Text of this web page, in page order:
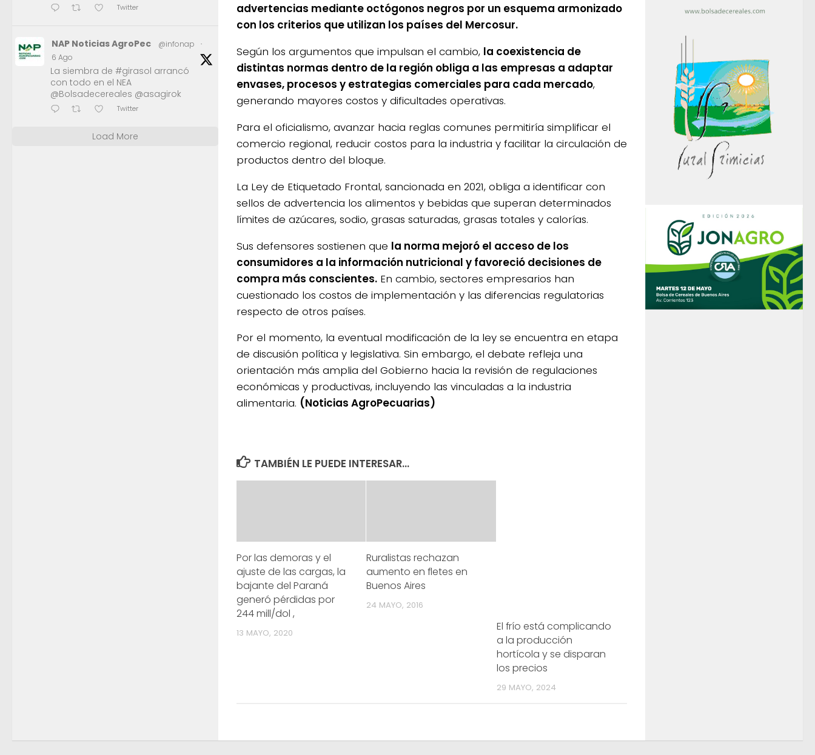
advertencias mediante octógonos negros por un esquema armonizado
con los criterios que utilizan los países del Mercosur.
Según los argumentos que impulsan el cambio, la coexistencia de
distintas normas dentro de la región obliga a las empresas a adaptar
envases, procesos y estrategias comerciales para cada mercado,
generando mayores costos y dificultades operativas.
Para el oficialismo, avanzar hacia reglas comunes permitiría simplificar el
comercio regional, reducir costos para la industria y facilitar la circulación de
productos dentro del bloque.
La Ley de Etiquetado Frontal, sancionada en 2021, obliga a identificar con
sellos de advertencia los alimentos y bebidas que superan determinados
límites de azúcares, sodio, grasas saturadas, grasas totales y calorías.
Sus defensores sostienen que la norma mejoró el acceso de los
consumidores a la información nutricional y favoreció decisiones de
compra más conscientes. En cambio, sectores empresarios han
cuestionado los costos de implementación y las diferencias regulatorias
respecto de otros países.
Por el momento, la eventual modificación de la ley se encuentra en etapa
de discusión política y legislativa. Sin embargo, el debate refleja una
orientación más amplia del Gobierno hacia la revisión de regulaciones
económicas y productivas, incluyendo las vinculadas a la industria
alimentaria. (Noticias AgroPecuarias)
TAMBIÉN LE PUEDE INTERESAR...
Por las demoras y el
ajuste de las cargas, la
bajante del Paraná
generó pérdidas por
244 mill/dol ,
13 MAYO, 2020
Ruralistas rechazan
aumento en fletes en
Buenos Aires
24 MAYO, 2016
El frío está complicando
a la producción
hortícola y se disparan
los precios
29 MAYO, 2024
Twitter
NAP Noticias AgroPec @infonap
·
6 Ago
La siembra de #girasol arrancó
con todo en el NEA
@Bolsadecereales @asagirok
Twitter
Load More